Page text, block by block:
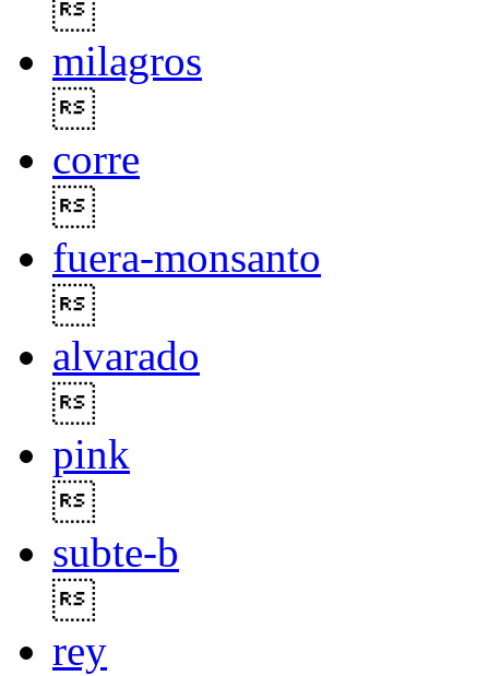
milagros
corre
fuera-monsanto
alvarado
pink
subte-b
rey